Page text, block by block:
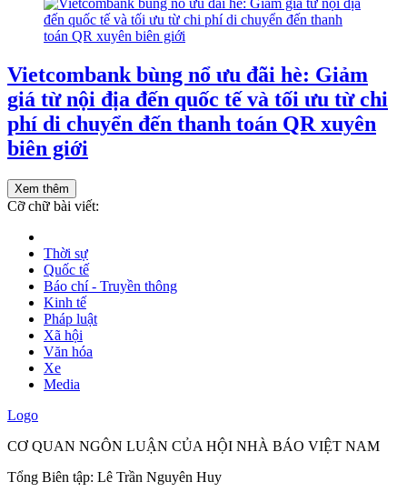
Vietcombank bùng nổ ưu đãi hè: Giảm
giá từ nội địa đến quốc tế và tối ưu từ chi
phí di chuyển đến thanh toán QR xuyên
biên giới
Xem thêm
Cỡ chữ bài viết:
Thời sự
Quốc tế
Báo chí - Truyền thông
Kinh tế
Pháp luật
Xã hội
Văn hóa
Xe
Media
Logo
CƠ QUAN NGÔN LUẬN CỦA HỘI NHÀ BÁO VIỆT NAM
Tổng Biên tập: Lê Trần Nguyên Huy